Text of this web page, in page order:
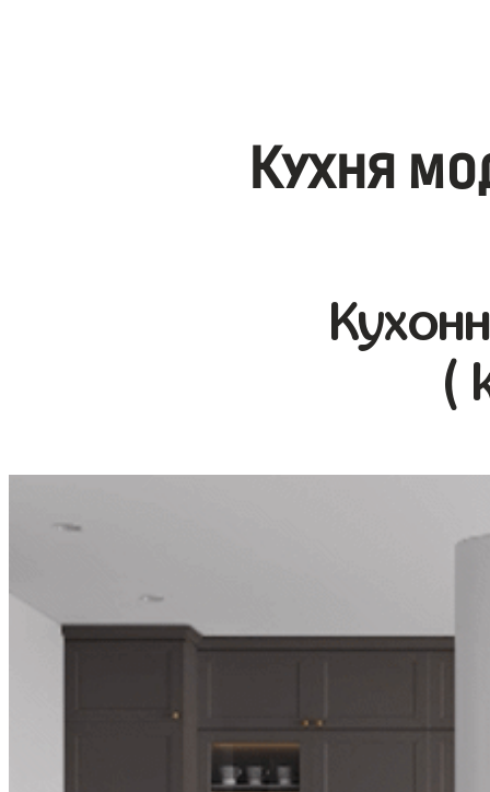
Кухня
(